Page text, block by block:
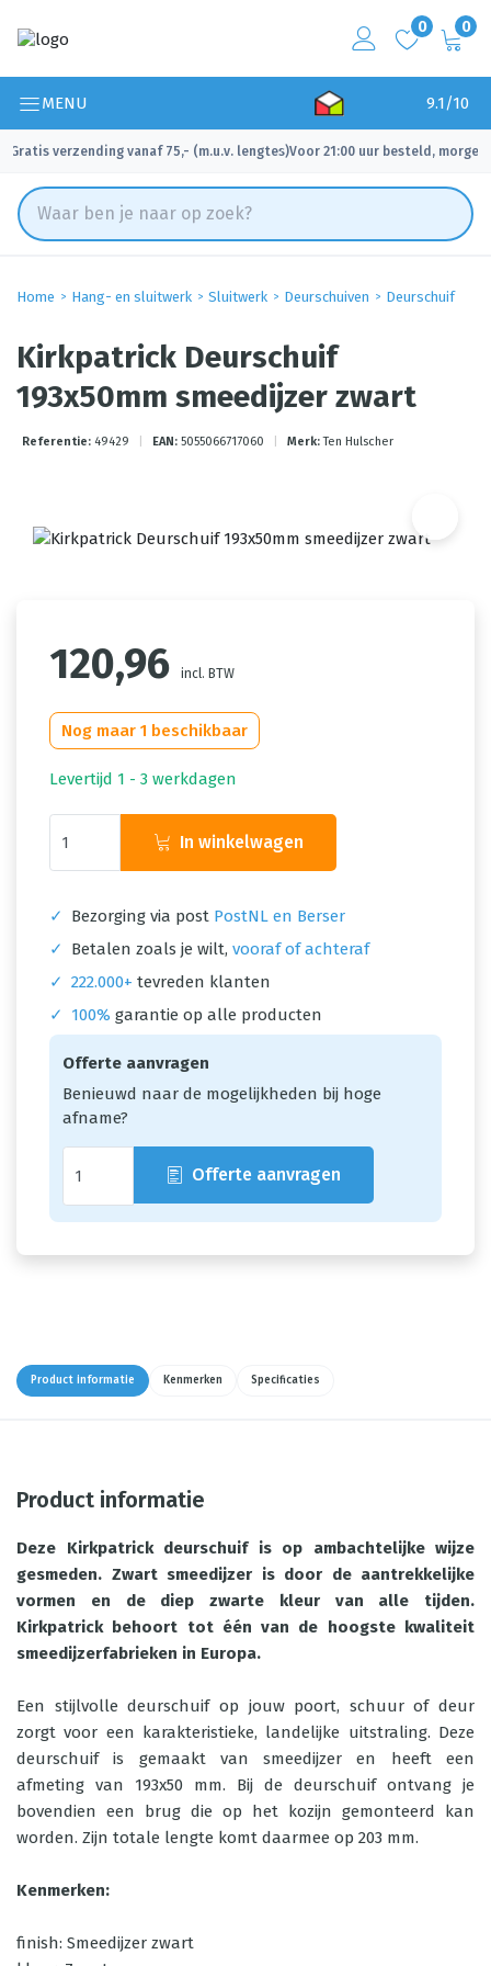
0 0
MENU 9.1/10
Gratis verzending vanaf 75,- (m.u.v. lengtes)
✓ Voor 21:00 uur besteld, morgen
Home Hang- en sluitwerk Sluitwerk Deurschuiven Deurschuif
Kirkpatrick Deurschuif
193x50mm smeedijzer zwart
Referentie: 49429 EAN: 5055066717060 Merk:Ten Hulscher
120,96 incl. BTW
Nog maar 1 beschikbaar
Levertijd 1 - 3 werkdagen
In winkelwagen
✓ Bezorging via post PostNL en Berser
✓
Betalen zoals je wilt, vooraf of achteraf
✓ 222.000+ tevreden klanten
✓
100% garantie op alle producten
Offerte aanvragen
Benieuwd naar de mogelijkheden bij hoge
afname?
Offerte aanvragen
Product informatie Kenmerken Specificaties
Product informatie
Deze Kirkpatrick deurschuif is op ambachtelijke wijze
gesmeden. Zwart smeedijzer is door de aantrekkelijke
vormen en de diep zwarte kleur van alle tijden.
Kirkpatrick behoort tot één van de hoogste kwaliteit
smeedijzerfabrieken in Europa.
Een stijlvolle deurschuif op jouw poort, schuur of deur
zorgt voor een karakteristieke, landelijke uitstraling. Deze
deurschuif is gemaakt van smeedijzer en heeft een
afmeting van 193x50 mm. Bij de deurschuif ontvang je
bovendien een brug die op het kozijn gemonteerd kan
worden. Zijn totale lengte komt daarmee op 203 mm.
Kenmerken:
finish: Smeedijzer zwart